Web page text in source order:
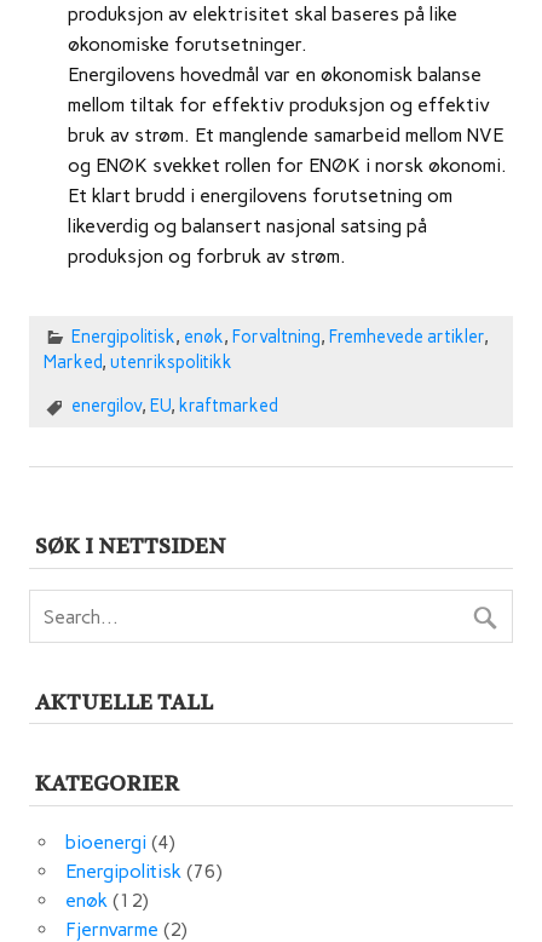
produksjon av elektrisitet skal baseres på like
økonomiske forutsetninger.
Energilovens hovedmål var en økonomisk balanse
mellom tiltak for effektiv produksjon og effektiv
bruk av strøm. Et manglende samarbeid mellom NVE
og ENØK svekket rollen for ENØK i norsk økonomi.
Et klart brudd i energilovens forutsetning om
likeverdig og balansert nasjonal satsing på
produksjon og forbruk av strøm.
Energipolitisk, enøk, Forvaltning, Fremhevede artikler,
Marked, utenrikspolitikk
energilov, EU, kraftmarked
SØK I NETTSIDEN
AKTUELLE TALL
KATEGORIER
bioenergi (4)
Energipolitisk (76)
enøk (12)
Fjernvarme (2)